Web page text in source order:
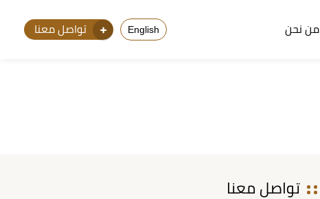
من نحن English تواصل معنا
تواصل معنا